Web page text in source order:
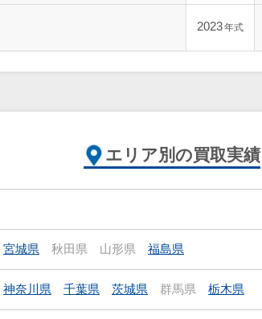
2023年式
エリア別の買取実績
宮城県 秋田県 山形県 福島県
神奈川県 千葉県 茨城県 群馬県 栃木県